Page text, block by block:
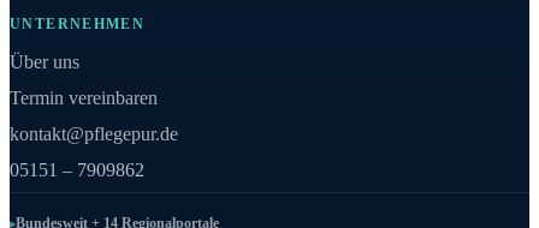
UNTERNEHMEN
Über uns
Termin vereinbaren
kontakt@pflegepur.de
05151 – 7909862
Bundesweit + 14 Regionalportale